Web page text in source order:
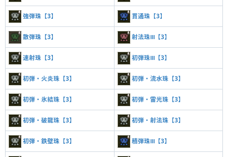
強弾珠【3】 貫通珠【3】
散弾珠【3】 射法珠Ⅲ【3】
速射珠【3】 初弾珠Ⅲ【3】
初弾・火炎珠【3】 初弾・流水珠【3】
初弾・氷結珠【3】 初弾・雷光珠【3】
初弾・破龍珠【3】 初弾・射法珠【3】
初弾・鉄壁珠【3】 積弾珠Ⅲ【3】